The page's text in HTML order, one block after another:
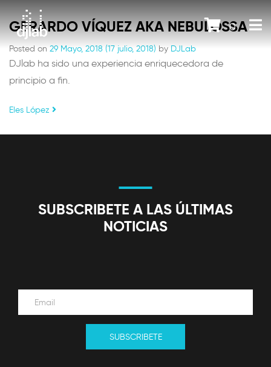
0
GERARDO VÍQUEZ AKA NEBULOSSA
Posted on 29 Mayo, 2018 (17 julio, 2018) by DJLab
DJlab ha sido una experiencia enriquecedora de
principio a fin.
POST NAVIGATION
Eles López
SUBSCRIBETE A LAS ÚLTIMAS
NOTICIAS
SUBSCRIBETE